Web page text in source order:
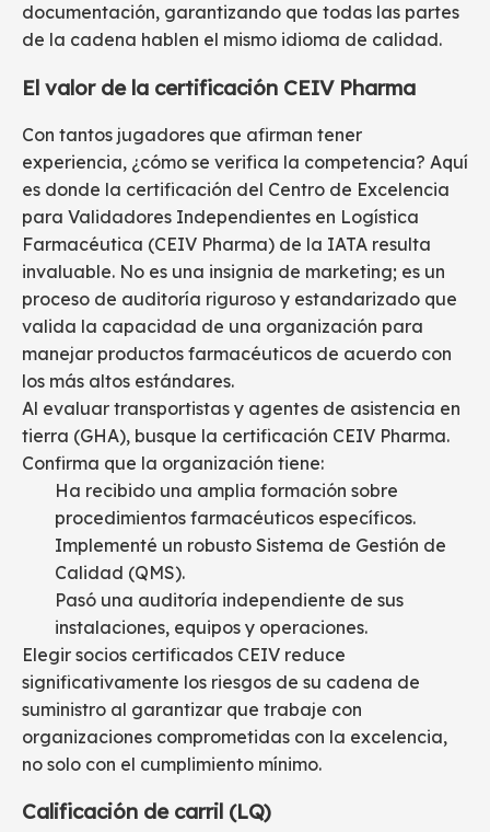
documentación, garantizando que todas las partes
de la cadena hablen el mismo idioma de calidad.
El valor de la certificación CEIV Pharma
Con tantos jugadores que afirman tener
experiencia, ¿cómo se verifica la competencia? Aquí
es donde la certificación del Centro de Excelencia
para Validadores Independientes en Logística
Farmacéutica (CEIV Pharma) de la IATA resulta
invaluable. No es una insignia de marketing; es un
proceso de auditoría riguroso y estandarizado que
valida la capacidad de una organización para
manejar productos farmacéuticos de acuerdo con
los más altos estándares.
Al evaluar transportistas y agentes de asistencia en
tierra (GHA), busque la certificación CEIV Pharma.
Confirma que la organización tiene:
Ha recibido una amplia formación sobre
procedimientos farmacéuticos específicos.
Implementé un robusto Sistema de Gestión de
Calidad (QMS).
Pasó una auditoría independiente de sus
instalaciones, equipos y operaciones.
Elegir socios certificados CEIV reduce
significativamente los riesgos de su cadena de
suministro al garantizar que trabaje con
organizaciones comprometidas con la excelencia,
no solo con el cumplimiento mínimo.
Calificación de carril (LQ)